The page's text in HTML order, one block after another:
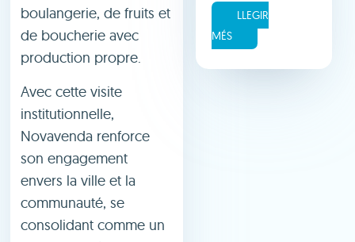
boulangerie, de fruits et
de boucherie avec
production propre.
Avec cette visite
institutionnelle,
Novavenda renforce
son engagement
envers la ville et la
communauté, se
consolidant comme un
LLEGIR
MÉS